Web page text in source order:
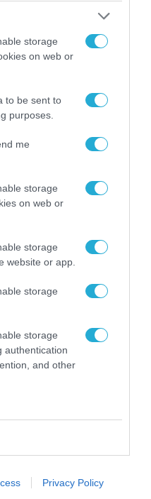
storage
on web or
to be sent to
purposes.
me
storage
on web or
storage
website or app.
storage
storage
authentication
and other
Privacy Policy
(παρα)κράτος της ΝΔ
ανάρτηση